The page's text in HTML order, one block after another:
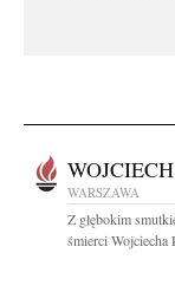
WARSZAWA
Z głębokim
śmierci Wojciecha